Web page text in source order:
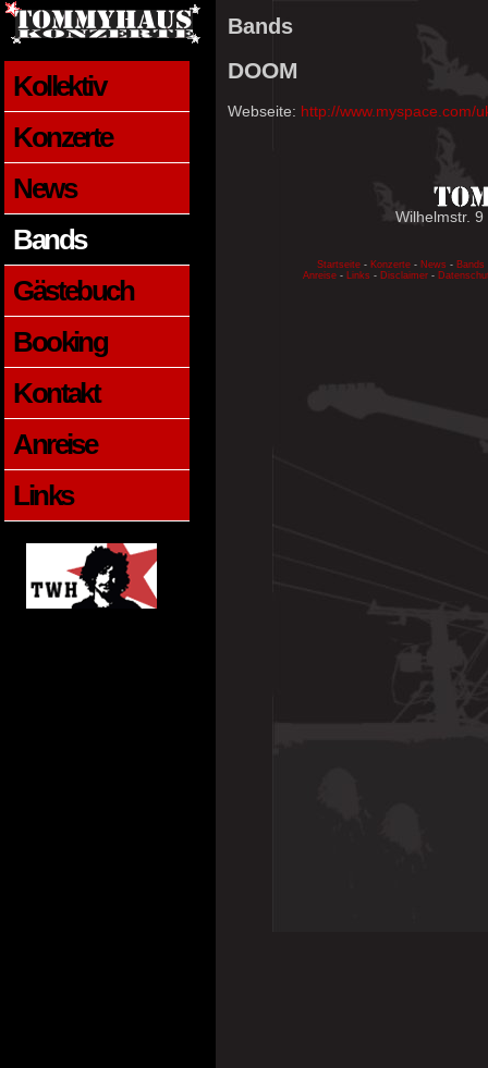
Kollektiv
Konzerte
News
Bands
Gästebuch
Booking
Kontakt
Anreise
Links
Bands
DOOM
Webseite: http://www.myspace.com/
Wilhelmstr.
Startseite - Konzerte - News - Bands
Anreise - Links - Disclaimer -